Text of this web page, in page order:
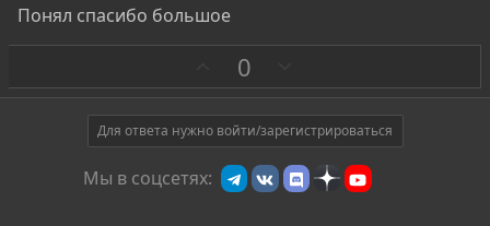
Понял спасибо большое
а
0
р
о
т
и
в
Для ответа нужно войти/зарегистрироваться
Мы в соцсетях: